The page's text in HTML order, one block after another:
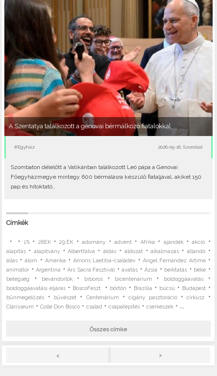
A Szentatya találkozott a genovai bérmálkozó fiatalokkal
#Egyház 2026-05-16, Szombat
Szombaton délelőtt a Vatikánban találkozott Leó pápa a Genovai
Főegyházmegye mintegy 600 bérmálásra készülő fiataljával, akiket 150
pap és hitoktató..
Címkék
• • 1%• 28EK•29.EK •adomány •advent • Afrika • ajándék•akció •
alapítás • alapítvány•Albertfalva •áldás • áldozat•alkalmazás • állandó•
állás •álom • Amerika • Amoris Laetitia-családév •Ángel Fernández Artime•
animátor •Argentína •Ars Sacra Fesztivál •avatás •Ázsia • beiktatás • béke •
betegség • bevándorlók• bíboros • bicentenárium • boldoggáavatás•
boldoggáavatási eljárás • BoscoFeszt • börtön • Brazília • búcsú • Budapest•
bűnmegelőzés • bűvészet• Centenárium •cigány pasztoráció•cirkusz •
Clarisseum •Colle Don Bosco •család •csapatépítés •cserkészek • ...
Összes címke
< >